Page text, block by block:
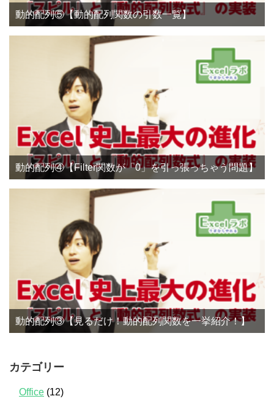
動的配列⑤【動的配列関数の引数一覧】
動的配列④【Filter関数が「0」を引っ張っちゃう問題】
動的配列③【見るだけ！動的配列関数を一挙紹介！】
カテゴリー
Office (12)